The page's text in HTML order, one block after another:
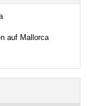
auf Mallorca